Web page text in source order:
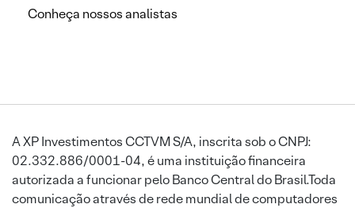
Conheça nossos analistas
A XP Investimentos CCTVM S/A, inscrita sob o CNPJ:
02.332.886/0001-04, é uma instituição financeira
autorizada a funcionar pelo Banco Central do Brasil.Toda
comunicação através de rede mundial de computadores